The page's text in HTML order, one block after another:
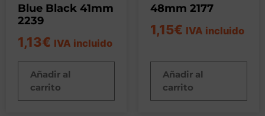
Blue Black 41mm
2239
1,13€ IVA incluido
Añadir al
carrito
48mm 2177
1,15€ IVA incluido
Añadir al
carrito